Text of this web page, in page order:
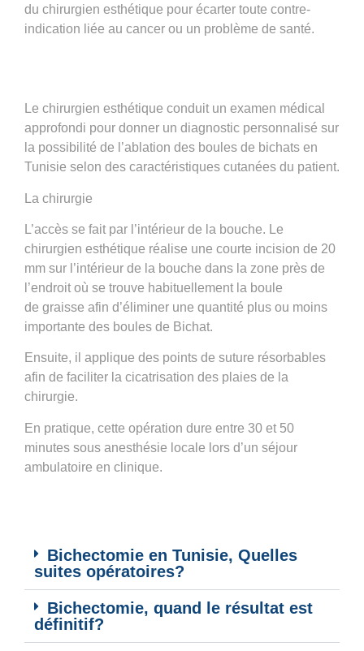
du chirurgien esthétique pour écarter toute contre-
indication liée au cancer ou un problème de santé.
Le chirurgien esthétique conduit un examen médical
approfondi pour donner un diagnostic personnalisé sur
la possibilité de ’ablation des boules de bichats en
Tunisie selon des caractéristiques cutanées du patient.
La chirurgie
L’accès se fait par l’intérieur de la bouche. Le
chirurgien esthétique réalise une courte incision de 20
mm sur l’intérieur de la bouche dans la zone près de
l’endroit où se trouve habituellement la boule
de graisse afin d’éliminer une quantité plus ou moins
importante des boules de Bichat.
Ensuite, il applique des points de suture résorbables
afin de faciliter la cicatrisation des plaies de la
chirurgie.
En pratique, cette opération dure entre 30 et 50
minutes sous anesthésie locale lors d’un séjour
ambulatoire en clinique.
Bichectomie en Tunisie, Quelles
suites opératoires?
Bichectomie, quand le résultat est
définitif?